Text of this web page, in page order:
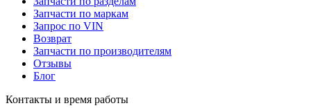
Запчасти по маркам
Запрос по VIN
Возврат
Запчасти по производителям
Отзывы
Блог
Контакты и время работы